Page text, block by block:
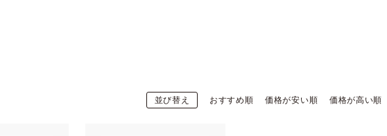
並び替え おすすめ順 価格が安い順 価格が高い順